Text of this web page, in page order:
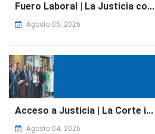
Fuero Laboral | La Justicia co...
Agosto 05, 2026
Acceso a Justicia | La Corte i...
Agosto 04, 2026